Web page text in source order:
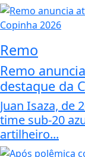
Remo
Remo
destaque da
Juan Isaza, de
time sub-20
artilheiro...